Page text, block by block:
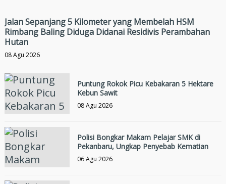
Jalan Sepanjang 5 Kilometer yang Membelah HSM
Rimbang Baling Diduga Didanai Residivis Perambahan
Hutan
08 Agu 2026
Puntung Rokok Picu Kebakaran 5 Hektare
Kebun Sawit
08 Agu 2026
Polisi Bongkar Makam Pelajar SMK di
Pekanbaru, Ungkap Penyebab Kematian
06 Agu 2026